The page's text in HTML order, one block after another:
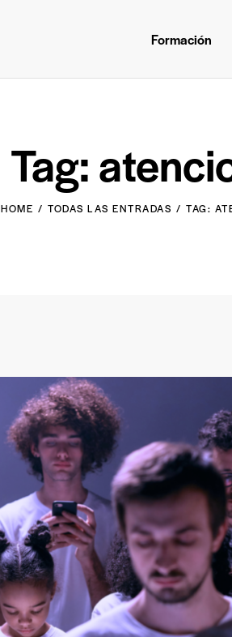
Formación
Tag:
HOME TODAS LAS ENTRADAS TAG: